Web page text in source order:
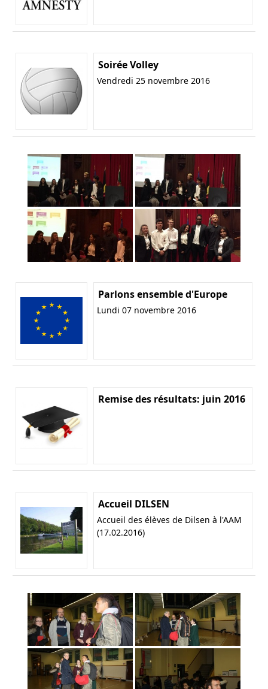
Soirée Volley
Vendredi 25 novembre 2016
Parlons ensemble d'Europe
Lundi 07 novembre 2016
Remise des résultats: juin 2016
Accueil DILSEN
Accueil des élèves de Dilsen à l'AAM
(17.02.2016)